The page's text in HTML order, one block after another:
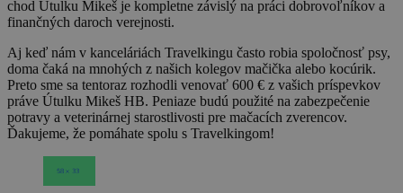
chod Útulku Mikeš je kompletne závislý na práci dobrovoľníkov a
finančných daroch verejnosti.
Aj keď nám v kanceláriách Travelkingu často robia spoločnosť psy,
doma čaká na mnohých z našich kolegov mačička alebo kocúrik.
Preto sme sa tentoraz rozhodli venovať 600 € z vašich príspevkov
práve Útulku Mikeš HB. Peniaze budú použité na zabezpečenie
potravy a veterinárnej starostlivosti pre mačacích zverencov.
Ďakujeme, že pomáhate spolu s Travelkingom!